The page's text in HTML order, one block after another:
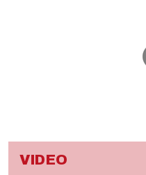
VIDEO